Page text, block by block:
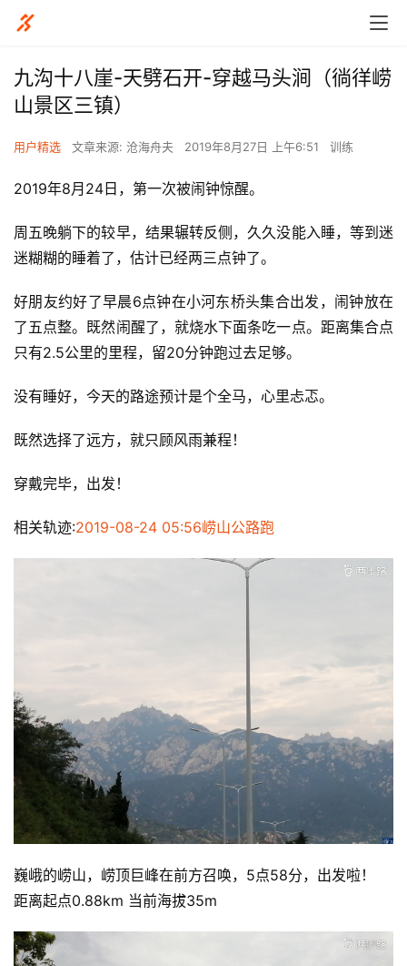
九沟十八崖-天劈石开-穿越马头涧（徜徉崂
山景区三镇）
用户精选 文章来源: 沧海舟夫 2019年8月27日 上午6:51 训练
2019年8月24日，第一次被闹钟惊醒。
周五晚躺下的较早，结果辗转反侧，久久没能入睡，等到迷
迷糊糊的睡着了，估计已经两三点钟了。
好朋友约好了早晨6点钟在小河东桥头集合出发，闹钟放在
了五点整。既然闹醒了，就烧水下面条吃一点。距离集合点
只有2.5公里的里程，留20分钟跑过去足够。
没有睡好，今天的路途预计是个全马，心里忐忑。
既然选择了远方，就只顾风雨兼程！
穿戴完毕，出发！
相关轨迹:2019-08-24 05:56崂山公路跑
巍峨的崂山，崂顶巨峰在前方召唤，5点58分，出发啦！
距离起点0.88km 当前海拔35m